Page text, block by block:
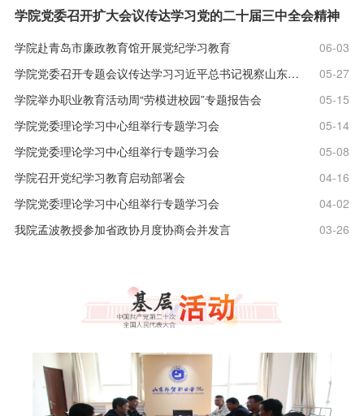
学院党委召开扩大会议传达学习党的二十届三中全会精神
学院赴青岛市廉政教育馆开展党纪学习教育
06-03
学院党委召开专题会议传达学习习近平总书记视察山东重要讲话重要指示精神
05-27
学院举办职业教育活动周“劳模进校园”专题报告会
05-15
学院党委理论学习中心组举行专题学习会
05-14
学院党委理论学习中心组举行专题学习会
05-08
学院召开党纪学习教育启动部署会
04-16
学院党委理论学习中心组举行专题学习会
04-02
我院孟波教授参加省政协月度协商会并发言
03-26